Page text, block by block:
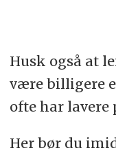
Husk også at
være billigere
ofte har lavere
Her bør du